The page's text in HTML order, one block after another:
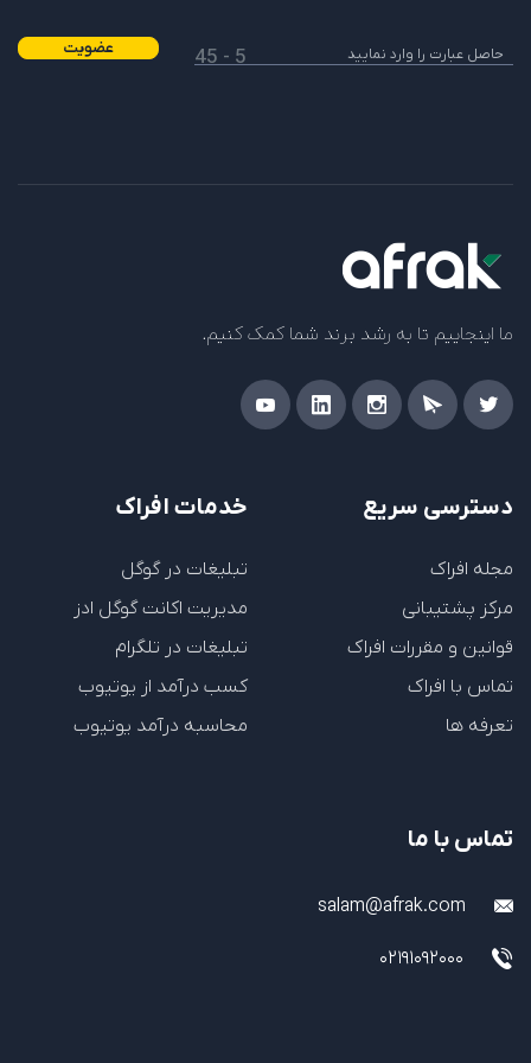
5 - 45 عضویت
ما اینجاییم تا به رشد برند شما کمک کنیم.
دسترسی سریع
مجله افراک
مرکز پشتیبانی
قوانین و مقررات افراک
تماس با افراک
تعرفه ها
خدمات افراک
تبلیغات در گوگل
مدیریت اکانت گوگل ادز
تبلیغات در تلگرام
کسب درآمد از یوتیوب
محاسبه درآمد یوتیوب
تماس با ما
salam@afrak.com
02191092000